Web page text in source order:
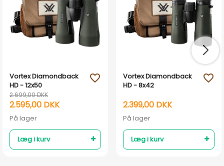
Vortex Diamondback
HD - 12x50
2.699,00 DKK
2.595,00 DKK
På lager
Læg i kurv
favorite_outline
Vortex Diamondback
HD - 8x42
2.399,00 DKK
På lager
Læg i kurv
favorite_outline